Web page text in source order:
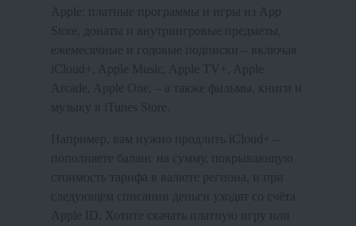
Store, донаты и внутриигровые предметы,
ежемесячные и годовые подписки – включая
iCloud+, Apple Music, Apple TV+, Apple
Arcade, Apple One, – а также фильмы, книги и
музыку в iTunes Store.
Например, вам нужно продлить iCloud+ –
пополняете баланс на сумму, покрывающую
следующем списании деньги уходят со счёта
Apple ID. Хотите скачать платную игру или